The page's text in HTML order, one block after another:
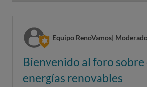
Equipo RenoVamos|
Bienvenido al foro sobre
energías renovables